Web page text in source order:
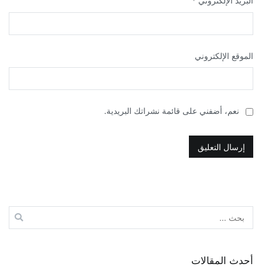
الموقع الإلكتروني
نعم، أضفني على قائمة نشراتك البريدية.
عن:
أحدث المقالات